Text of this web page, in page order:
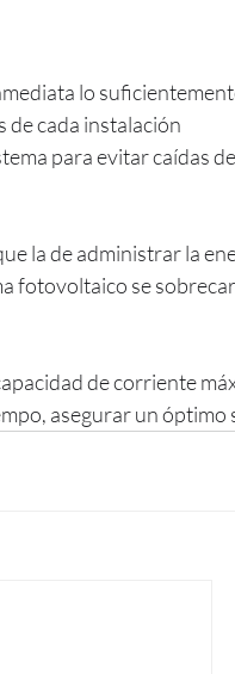
lo
de cada instalación
para evitar caídas
la de administrar la
fotovoltaico se
de corriente
asegurar un